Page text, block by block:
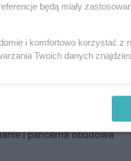
mm doskonała do
f/1.2 do pracy w trudnych
rekordowo płytkiej
zapewniająca
do lustrzanek Canon
Spectra wzmacniające
redukujące
i pancerna obudowa
będą miały
i komfortowo korzystać z
Twoich danych